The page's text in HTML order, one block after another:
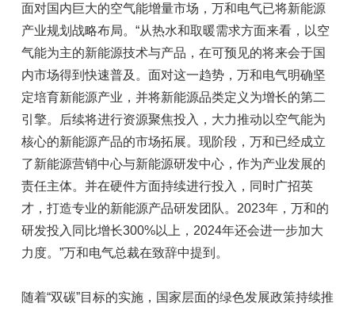
面对国内巨大的空气能增量市场，万和电气已将新能源
产业规划战略布局。“从热水和取暖需求方面来看，以空
气能为主的新能源技术与产品，在可预见的将来会于国
内市场得到快速普及。面对这一趋势，万和电气明确坚
定培育新能源产业，并将新能源品类定义为增长的第二
引擎。后续将进行资源聚焦投入，大力推动以空气能为
核心的新能源产品的市场拓展。现阶段，万和已经成立
了新能源营销中心与新能源研发中心，作为产业发展的
责任主体。并在硬件方面持续进行投入，同时广招英
才，打造专业的新能源产品研发团队。2023年，万和的
研发投入同比增长300%以上，2024年还会进一步加大
力度。”万和电气总裁在致辞中提到。
随着“双碳”目标的实施，国家层面的绿色发展政策持续推